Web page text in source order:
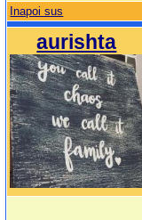
Inapoi sus
aurishta